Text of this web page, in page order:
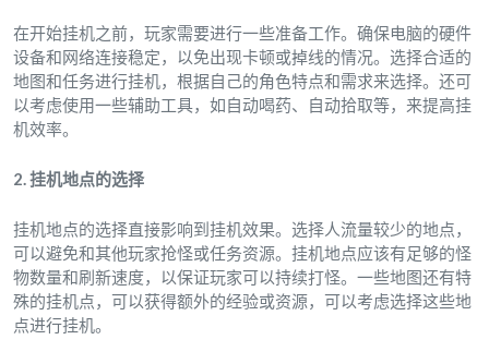
在开始挂机之前，玩家需要进行一些准备工作。确保电脑的硬件
设备和网络连接稳定，以免出现卡顿或掉线的情况。选择合适的
地图和任务进行挂机，根据自己的角色特点和需求来选择。还可
以考虑使用一些辅助工具，如自动喝药、自动拾取等，来提高挂
机效率。
2. 挂机地点的选择
挂机地点的选择直接影响到挂机效果。选择人流量较少的地点，
可以避免和其他玩家抢怪或任务资源。挂机地点应该有足够的怪
物数量和刷新速度，以保证玩家可以持续打怪。一些地图还有特
殊的挂机点，可以获得额外的经验或资源，可以考虑选择这些地
点进行挂机。